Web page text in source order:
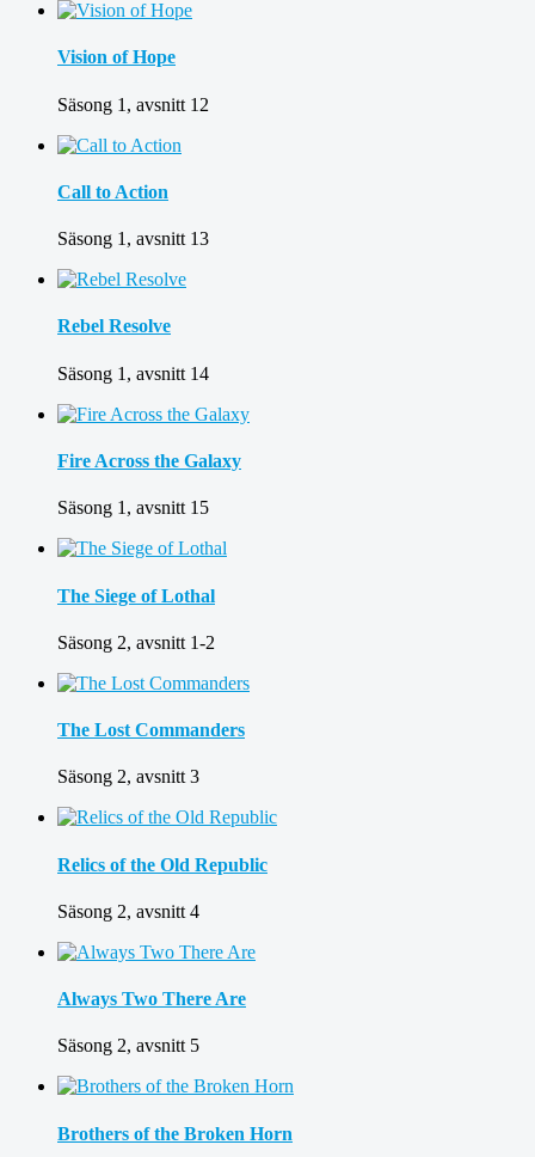
Vision of Hope
Säsong 1, avsnitt 12
Call to Action
Säsong 1, avsnitt 13
Rebel Resolve
Säsong 1, avsnitt 14
Fire Across the Galaxy
Säsong 1, avsnitt 15
The Siege of Lothal
Säsong 2, avsnitt 1-2
The Lost Commanders
Säsong 2, avsnitt 3
Relics of the Old Republic
Säsong 2, avsnitt 4
Always Two There Are
Säsong 2, avsnitt 5
Brothers of the Broken Horn